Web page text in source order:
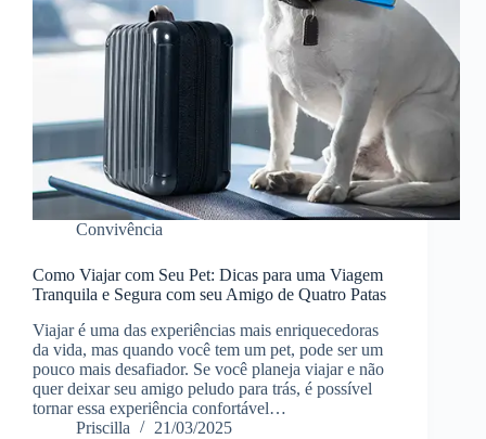
Convivência
Como Viajar com Seu Pet: Dicas para uma Viagem
Tranquila e Segura com seu Amigo de Quatro Patas
Viajar é uma das experiências mais enriquecedoras
da vida, mas quando você tem um pet, pode ser um
pouco mais desafiador. Se você planeja viajar e não
quer deixar seu amigo peludo para trás, é possível
tornar essa experiência confortável…
Priscilla
21/03/2025